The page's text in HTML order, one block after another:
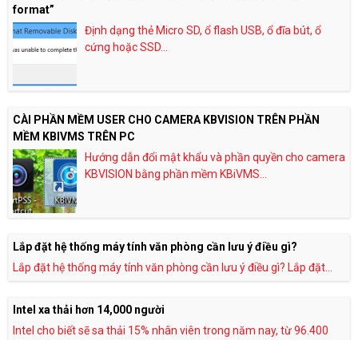
format”
Định dạng thẻ Micro SD, ổ flash USB, ổ đĩa bút, ổ
cứng hoặc SSD...
CÀI PHẦN MỀM USER CHO CAMERA KBVISION TRÊN PHẦN
MỀM KBIVMS TRÊN PC
Hướng dẫn đổi mật khẩu và phần quyền cho camera
KBVISION bằng phần mềm KBiVMS...
Lắp đặt hệ thống máy tính văn phòng cần lưu ý điều gì?
Lắp đặt hệ thống máy tính văn phòng cần lưu ý điều gì? Lắp đặt...
Intel xa thải hơn 14,000 người
Intel cho biết sẽ sa thải 15% nhân viên trong năm nay, từ 96.400